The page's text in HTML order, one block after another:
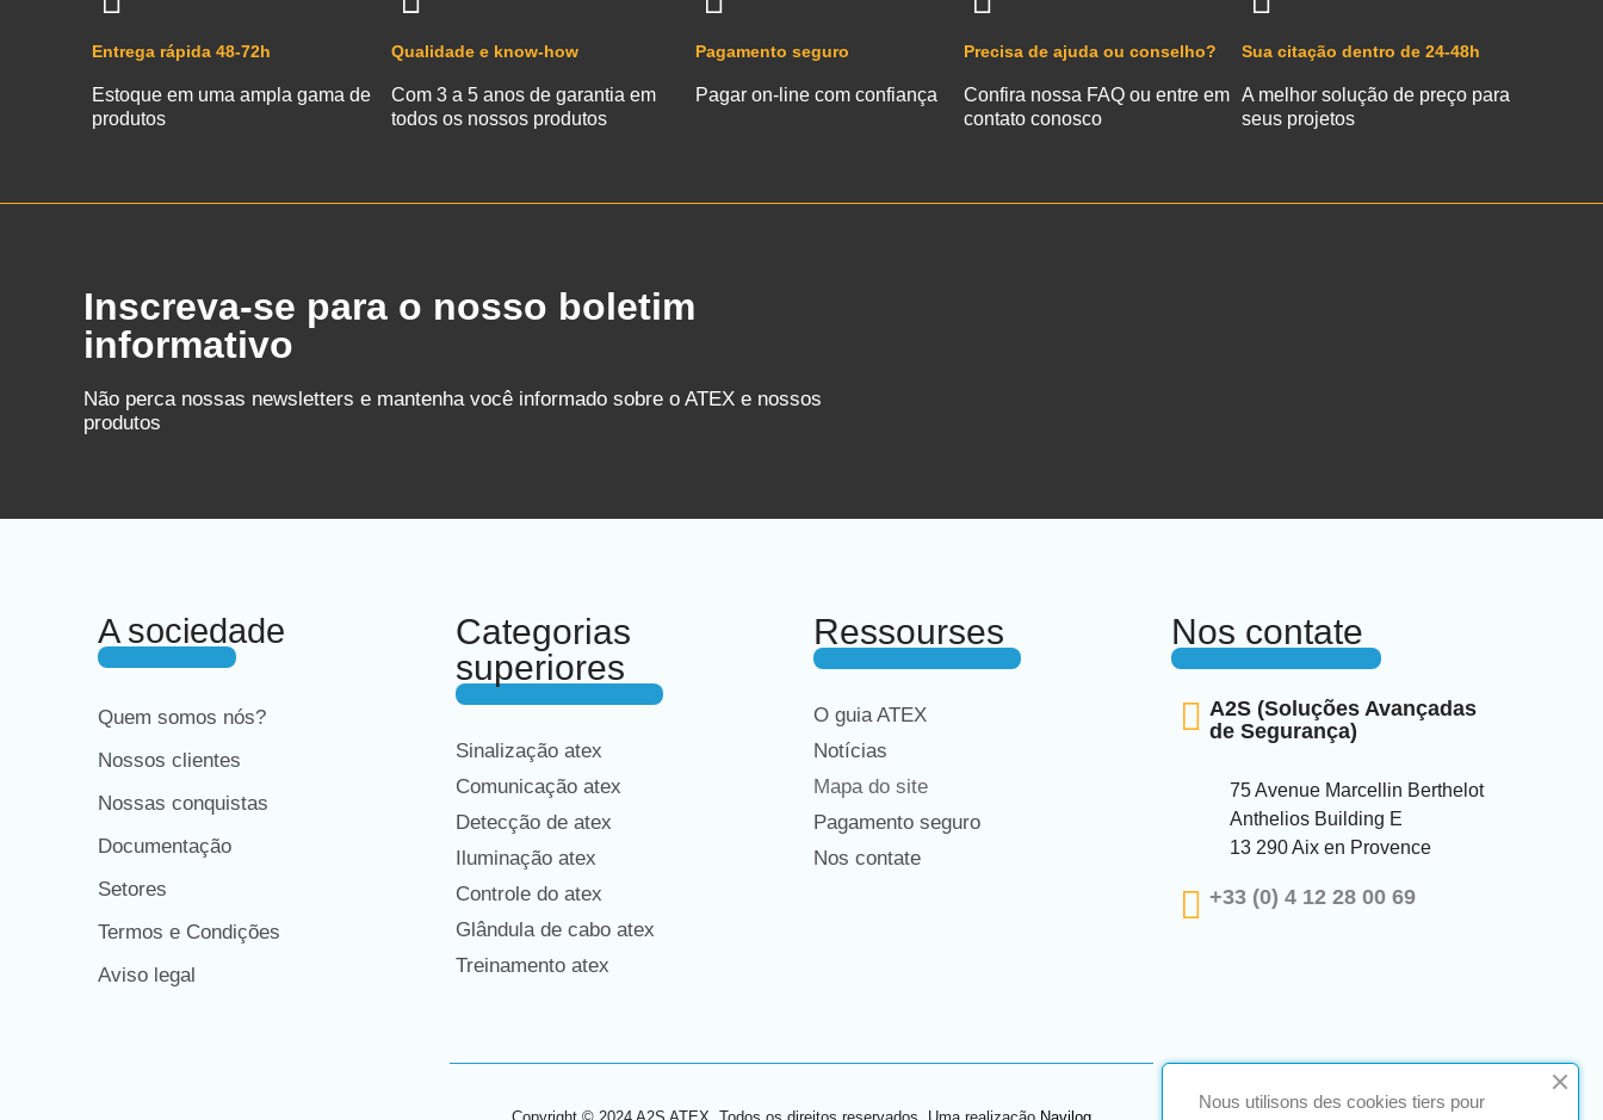
Entrega rápida 48-72h
Estoque em uma ampla gama de
produtos
Qualidade e know-how
Com 3 a 5 anos de garantia em
todos os nossos produtos
Pagamento seguro
Pagar on-line com confiança
Precisa de ajuda ou conselho?
Confira nossa FAQ ou entre em
contato conosco
Sua citação dentro de 24-48h
A melhor solução de preço para
seus projetos
Inscreva-se para o nosso boletim
informativo
Não perca nossas newsletters e mantenha você informado sobre o ATEX e nossos
produtos
A sociedade
Quem somos nós?
Nossos clientes
Nossas conquistas
Documentação
Setores
Termos e Condições
Aviso legal
Categorias
superiores
Sinalização atex
Comunicação atex
Detecção de atex
Iluminação atex
Controle do atex
Glândula de cabo atex
Treinamento atex
Ressourses
O guia ATEX
Notícias
Mapa do site
Pagamento seguro
Nos contate
Nos contate
A2S (Soluções Avançadas
de Segurança)
75 Avenue Marcellin Berthelot
Anthelios Building E
13 290 Aix en Provence
+33 (0) 4 12 28 00 69
Nous utilisons des cookies tiers pour